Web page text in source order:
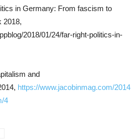
in Germany: From fascism to
2018,
2018/01/24/far-right-politics-in-
and
https://www.jacobinmag.com/2014
4